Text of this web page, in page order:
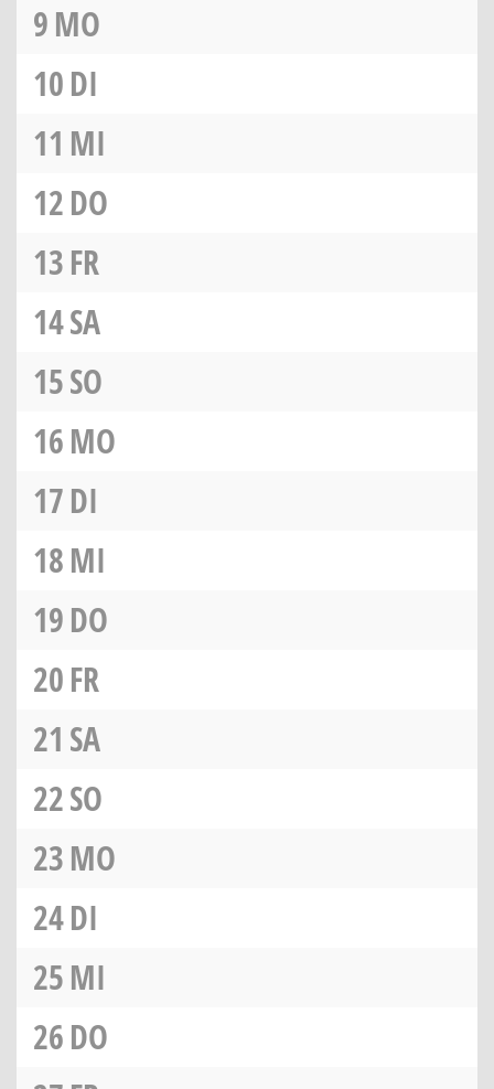
9MO
10DI
11 MI
12DO
13FR
14SA
15SO
16MO
17DI
18MI
19DO
20FR
21 SA
22SO
23MO
24DI
25MI
26DO